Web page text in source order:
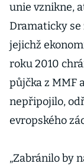
unie vznikne,
Dramaticky
jejichž
roku 2010
půjčka z MMF
nepřipojilo,
evropského
„Zabránilo by